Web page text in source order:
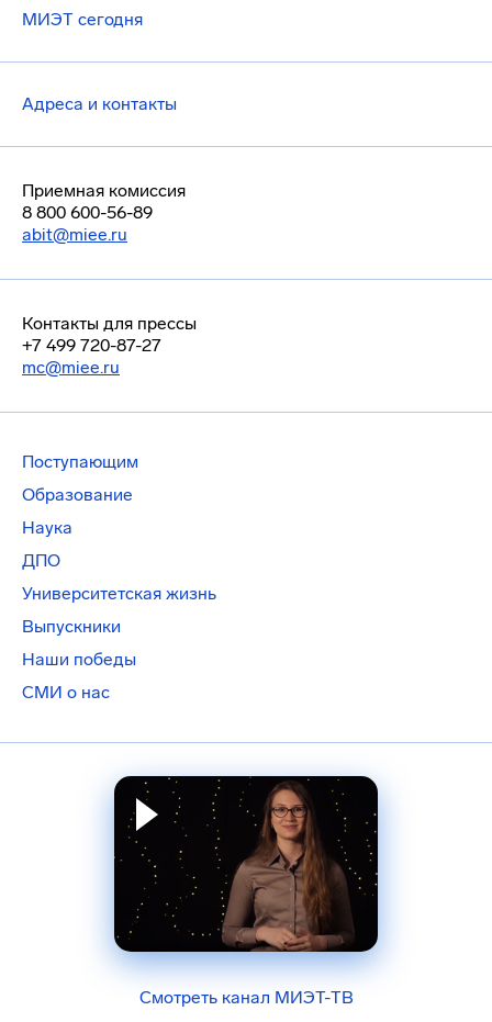
МИЭТ сегодня
Адреса и контакты
Приемная комиссия
8 800 600-56-89
abit@miee.ru
Контакты для прессы
+7 499 720-87-27
mc@miee.ru
Поступающим
Образование
Наука
ДПО
Университетская жизнь
Выпускники
Наши победы
СМИ о нас
Смотреть канал МИЭТ-ТВ